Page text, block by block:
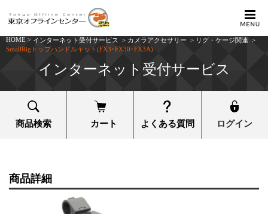
HOME > インターネット受付サービス > カメラアクセサリー > リグ・ケージ関連 >
SmallRigトップハンドルキット(FX3･FX30･FX3A)
インターネット受付サービス
商品検索 カート よくある質問 ログイン
商品詳細